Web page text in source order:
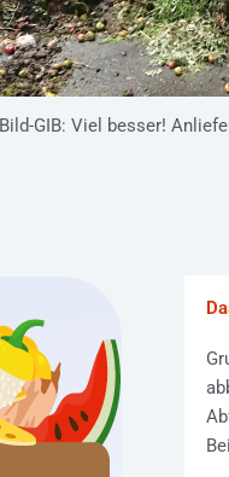
Bild-GIB: Viel besser!